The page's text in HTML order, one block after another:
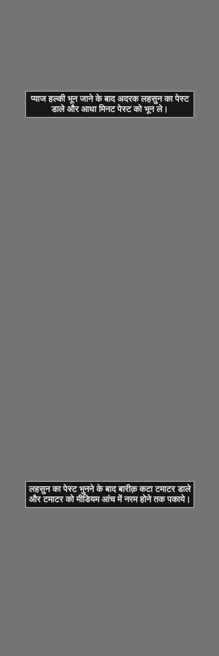
प्याज हल्की भून जाने के बाद अदरक लहसुन का पेस्ट
डाले और आधा मिनट पेस्ट को भून ले।
लहसुन का पेस्ट भुनने के बाद बारीक़ कटा टमाटर डाले
और टमाटर को मीडियम आंच में नरम होने तक पकाये।